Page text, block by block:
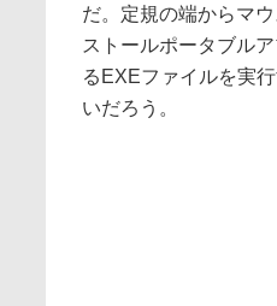
だ。定規の端からマ
ストールポータブル
るEXEファイルを実
いだろう。